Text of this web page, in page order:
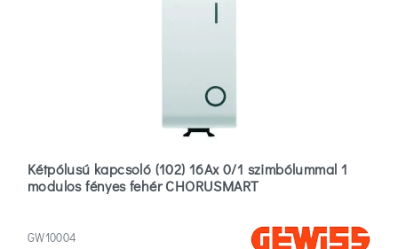
Kétpólusú kapcsoló (102) 16Ax 0/1 szimbólummal 1
modulos fényes fehér CHORUSMART
GW10004